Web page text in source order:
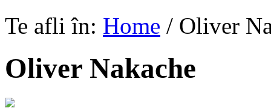
Te afli în: Home / Oliver
Oliver Nakache